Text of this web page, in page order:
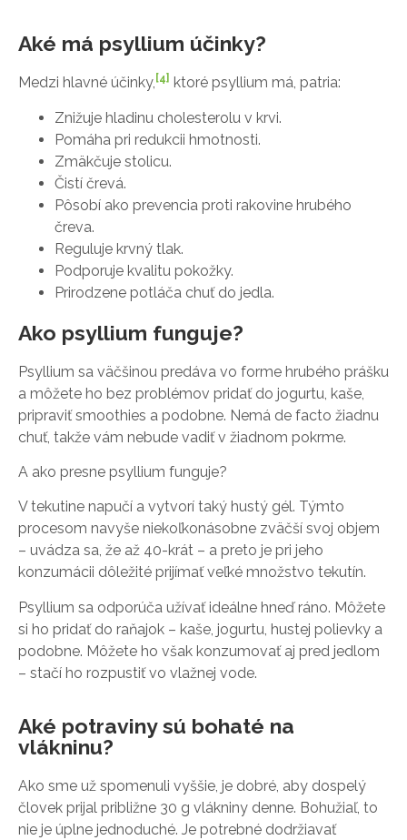
Aké má psyllium účinky?
Medzi hlavné účinky, [4] ktoré psyllium má, patria:
Znižuje hladinu cholesterolu v krvi.
Pomáha pri redukcii hmotnosti.
Zmäkčuje stolicu.
Čistí črevá.
Pôsobí ako prevencia proti rakovine hrubého
čreva.
Reguluje krvný tlak.
Podporuje kvalitu pokožky.
Prirodzene potláča chuť do jedla.
Ako psyllium funguje?
Psyllium sa väčšinou predáva vo forme hrubého prášku
a môžete ho bez problémov pridať do jogurtu, kaše,
pripraviť smoothies a podobne. Nemá de facto žiadnu
chuť, takže vám nebude vadiť v žiadnom pokrme.
A ako presne psyllium funguje?
V tekutine napučí a vytvorí taký hustý gél. Týmto
procesom navyše niekoľkonásobne zväčší svoj objem
– uvádza sa, že až 40-krát – a preto je pri jeho
konzumácii dôležité prijímať veľké množstvo tekutín.
Psyllium sa odporúča užívať ideálne hneď ráno. Môžete
si ho pridať do raňajok – kaše, jogurtu, hustej polievky a
podobne. Môžete ho však konzumovať aj pred jedlom
– stačí ho rozpustiť vo vlažnej vode.
Aké potraviny sú bohaté na
vlákninu?
Ako sme už spomenuli vyššie, je dobré, aby dospelý
človek prijal približne 30 g vlákniny denne. Bohužiaľ, to
nie je úplne jednoduché. Je potrebné dodržiavať